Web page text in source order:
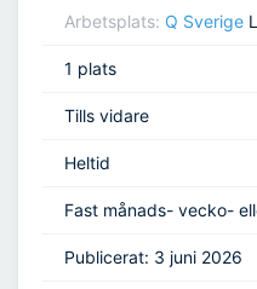
Arbetsplats: Q Sverige
1 plats
Tills vidare
Heltid
Fast månads- vecko-
Publicerat: 3 juni 2026